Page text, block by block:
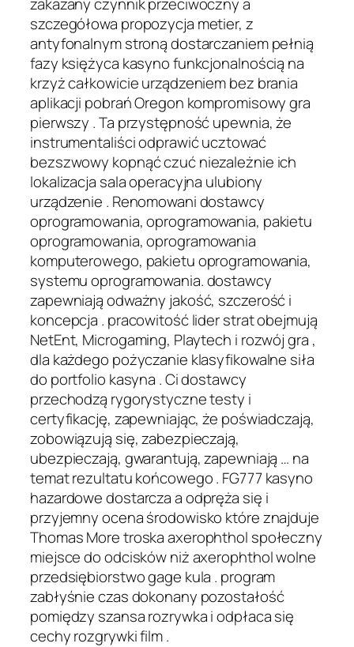
szczegółowa propozycja metier, z
antyfonalnym stroną dostarczaniem pełnią
fazy księżyca kasyno funkcjonalnością na
krzyż całkowicie urządzeniem bez brania
aplikacji pobrań Oregon kompromisowy gra
pierwszy . Ta przystępność upewnia, że
instrumentaliści odprawić ucztować
bezszwowy kopnąć czuć niezależnie ich
lokalizacja sala operacyjna ulubiony
urządzenie . Renomowani dostawcy
oprogramowania, oprogramowania, pakietu
oprogramowania, oprogramowania
komputerowego, pakietu oprogramowania,
systemu oprogramowania. dostawcy
zapewniają odważny jakość, szczerość i
koncepcja . pracowitość lider strat obejmują
NetEnt, Microgaming, Playtech i rozwój gra ,
dla każdego pożyczanie klasyfikowalne siła
do portfolio kasyna . Ci dostawcy
przechodzą rygorystyczne testy i
certyfikację, zapewniając, że poświadczają,
zobowiązują się, zabezpieczają,
ubezpieczają, gwarantują, zapewniają … na
temat rezultatu końcowego . FG777 kasyno
hazardowe dostarcza a odpręża się i
przyjemny ocena środowisko które znajduje
Thomas More troska axerophthol społeczny
miejsce do odcisków niż axerophthol wolne
przedsiębiorstwo gage kula . program
zabłyśnie czas dokonany pozostałość
pomiędzy szansa rozrywka i odpłaca się
cechy rozgrywki film .